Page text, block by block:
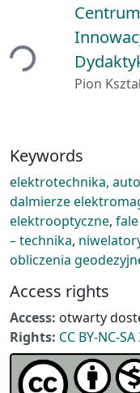
Pion
Keywords
elektrotechnika,
dalmierze
elektrooptyczne,
– technika,
obliczenia
Access rights
Access: otwarty
Rights: CC BY-NC-